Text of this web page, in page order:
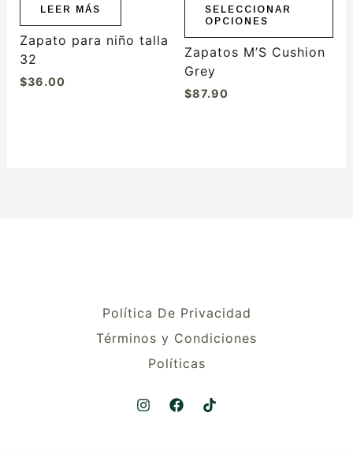
LEER MÁS
Zapato para niño talla
32
$36.00
SELECCIONAR
OPCIONES
elegir
la
página
de
producto
Zapatos M’S Cushion
Grey
$87.90
Política De Privacidad
Términos y Condiciones
Políticas